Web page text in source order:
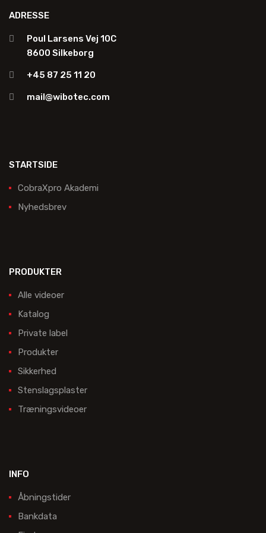
ADRESSE
Poul Larsens Vej 10C
8600 Silkeborg
+45 87 25 11 20
mail@wibotec.com
STARTSIDE
CobraXpro Akademi
Nyhedsbrev
PRODUKTER
Alle videoer
Katalog
Private label
Produkter
Sikkerhed
Stenslagsplaster
Træningsvideoer
INFO
Åbningstider
Bankdata